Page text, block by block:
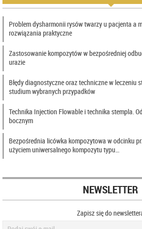
Problem dysharmonii rysów twarzy u pacjenta a
rozwiązania praktyczne
Zastosowanie kompozytów w bezpośredniej
urazie
Błędy diagnostyczne oraz techniczne w leczeniu
studium wybranych przypadków
Technika Injection Flowable i technika stempla.
bocznym
Bezpośrednia licówka kompozytowa w odcinku
użyciem uniwersalnego kompozytu typu…
NEWSLETTER
Zapisz się do